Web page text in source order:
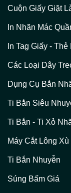
Cuộn Giấy Giặt
In Nhãn Mác
In Tag Giấy -
Các Loại Dây
Dụng Cụ Bắn
Ti Bắn Siêu
Ti Bắn - Ti Xỏ
Máy Cắt Lông
Ti Bắn Nhuyễn
Súng Bấm Giá